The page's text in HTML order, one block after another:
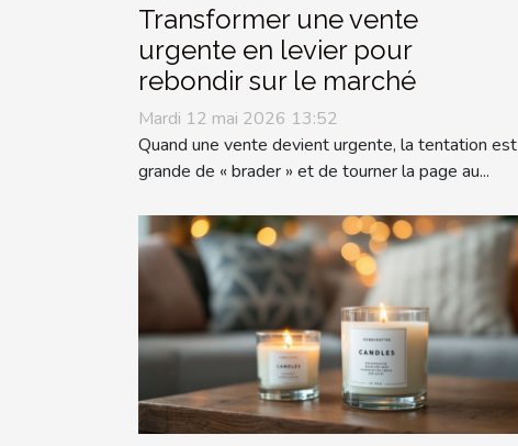
Transformer une vente
urgente en levier pour
rebondir sur le marché
Mardi 12 mai 2026 13:52
Quand une vente devient urgente, la tentation est
grande de « brader » et de tourner la page au...